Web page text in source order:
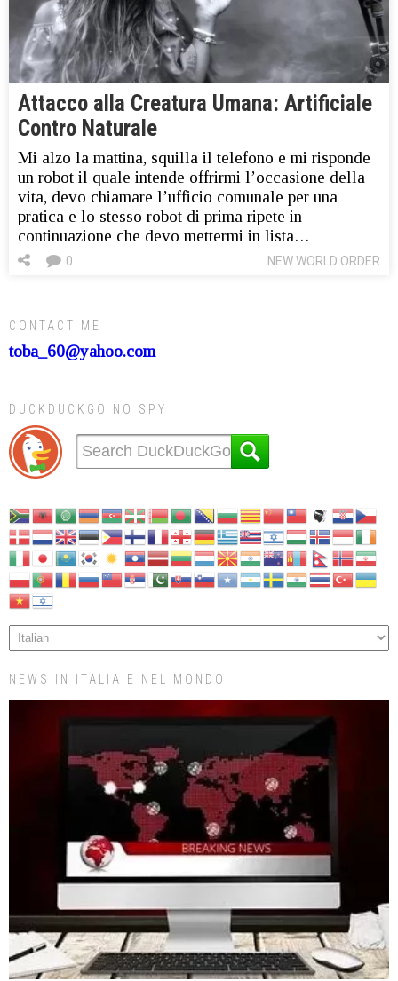
Attacco alla Creatura Umana: Artificiale
Contro Naturale
Mi alzo la mattina, squilla il telefono e mi risponde
un robot il quale intende offrirmi l’occasione della
vita, devo chiamare l’ufficio comunale per una
pratica e lo stesso robot di prima ripete in
continuazione che devo mettermi in lista…
NEW WORLD ORDER
0
CONTACT ME
toba_60@yahoo.com
DUCKDUCKGO NO SPY
NEWS IN ITALIA E NEL MONDO